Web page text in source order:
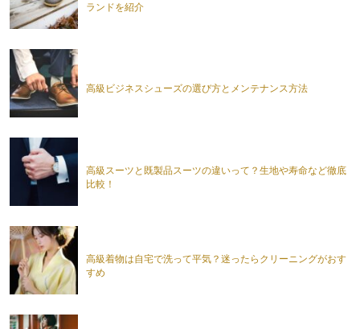
ランドを紹介
高級ビジネスシューズの選び方とメンテナンス方法
高級スーツと既製品スーツの違いって？生地や寿命など徹底
比較！
高級着物は自宅で洗って平気？迷ったらクリーニングがおす
すめ